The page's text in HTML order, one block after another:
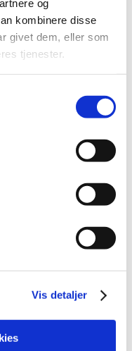
og
kombinere disse
givet dem, eller som
tjenester.
Vis detaljer
forsamlede på